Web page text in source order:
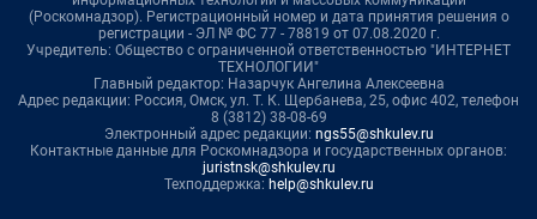
(Роскомнадзор). Регистрационный номер и дата принятия решения о
регистрации - ЭЛ № ФС 77 - 78819 от 07.08.2020 г.
Учредитель: Общество с ограниченной ответственностью "ИНТЕРНЕТ
ТЕХНОЛОГИИ"
Главный редактор: Назарчук Ангелина Алексеевна
Адрес редакции: Россия, Омск, ул. Т. К. Щербанева, 25, офис 402, телефон
8 (3812) 38-08-69
Электронный адрес редакции: ngs55@shkulev.ru
Контактные данные для Роскомнадзора и государственных органов:
juristnsk@shkulev.ru
Техподдержка: help@shkulev.ru